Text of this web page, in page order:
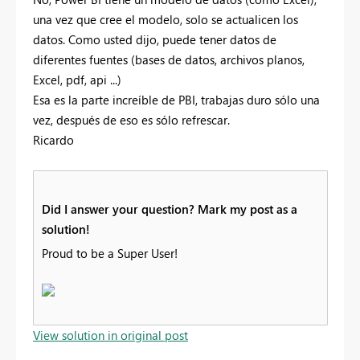
una vez que cree el modelo, solo se actualicen los
datos. Como usted dijo, puede tener datos de
diferentes fuentes (bases de datos, archivos planos,
Excel, pdf, api ...)
Esa es la parte increíble de PBI, trabajas duro sólo una
vez, después de eso es sólo refrescar.
Ricardo
Did I answer your question? Mark my post as a
solution!
Proud to be a Super User!
View solution in original post